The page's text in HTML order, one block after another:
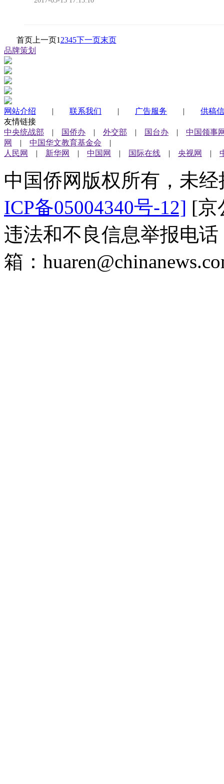
首页上一页1 2345下一页末页
品牌策划
网站介绍 | 联系我们 | 广告服务 | 供稿
友情链接
中央统战部 | 国侨办 | 外交部 | 国台办 | 中国领事
网
| 中国华文教育基金会 |
人民网
| 新华网 | 中国网 | 国际在线 | 央视网 |
中国侨网版权所有，未
ICP备05004340号-12] [京
违法和不良信息举报电话
箱：